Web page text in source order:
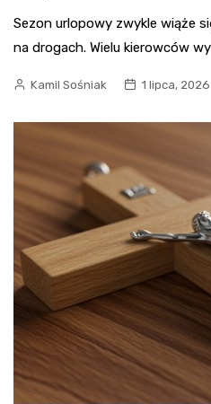
Sezon urlopowy zwykle wiąże
na drogach. Wielu kierowców
Kamil Sośniak 1 lipca, 2026